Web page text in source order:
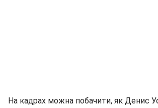
На кадрах можна побачити, як Денис